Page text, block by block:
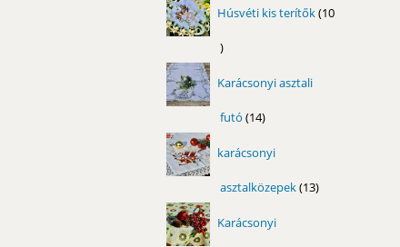
Húsvéti kis terítők 10
10
Karácsonyi asztali
futó 1414
karácsonyi
asztalközepek 1313
Karácsonyi